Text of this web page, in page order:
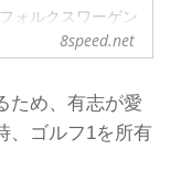
ォルクスワーゲン
、新型ゴルフを国
ら
ら
導入記念限定車
ステ」の受注が始
8speed.net
ため、有志が愛
、ゴルフ1を所有